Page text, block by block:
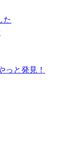
た
っと発見！